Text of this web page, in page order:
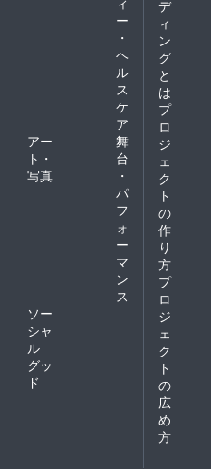
ー
・
ヘ
ル
ス
ケ
ア
アー
ト・
写真
舞
台
・
パ
フ
ォ
ー
マ
ン
ス
ソー
シャ
ル
グッ
ド
デ
ィ
ン
グ
と
は
プ
ロ
ジ
ェ
ク
ト
の
作
り
方
プ
ロ
ジ
ェ
ク
ト
の
広
め
方